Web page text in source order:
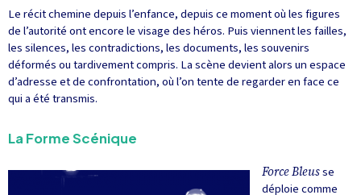
Le récit chemine depuis l’enfance, depuis ce moment où les figures
de l’autorité ont encore le visage des héros. Puis viennent les failles,
les silences, les contradictions, les documents, les souvenirs
déformés ou tardivement compris. La scène devient alors un espace
d’adresse et de confrontation, où l’on tente de regarder en face ce
qui a été transmis.
La Forme Scénique
Force Bleusse
déploie comme